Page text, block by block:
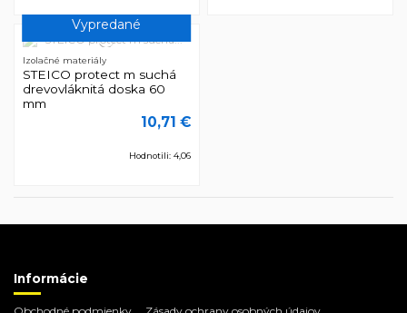
Vypredané
Izolačné materiály
STEICO protect m suchá
drevovláknitá doska 60
mm
10,71 €
Hodnotili: 4,06
Informácie